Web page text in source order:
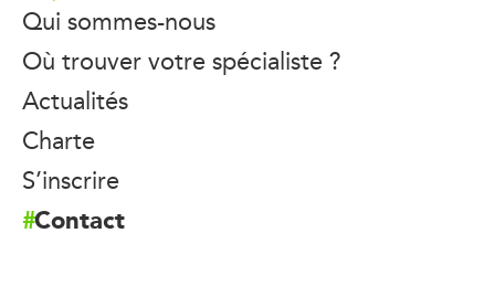
Qui sommes-nous
Où trouver votre spécialiste ?
Actualités
Charte
S’inscrire
Contact